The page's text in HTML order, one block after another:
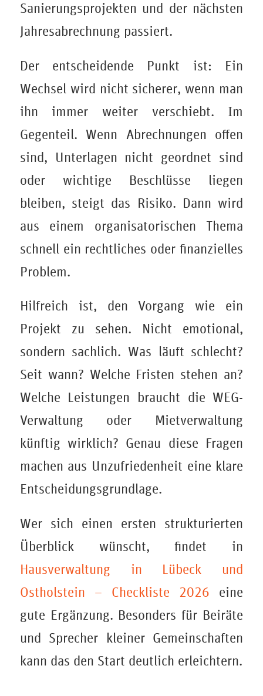
Sanierungsprojekten und der nächsten
Jahresabrechnung passiert.
Der entscheidende Punkt ist: Ein
Wechsel wird nicht sicherer, wenn man
ihn immer weiter verschiebt. Im
Gegenteil. Wenn Abrechnungen offen
sind, Unterlagen nicht geordnet sind
oder wichtige Beschlüsse liegen
bleiben, steigt das Risiko. Dann wird
aus einem organisatorischen Thema
schnell ein rechtliches oder finanzielles
Problem.
Hilfreich ist, den Vorgang wie ein
Projekt zu sehen. Nicht emotional,
sondern sachlich. Was läuft schlecht?
Seit wann? Welche Fristen stehen an?
Welche Leistungen braucht die WEG-
Verwaltung oder Mietverwaltung
künftig wirklich? Genau diese Fragen
machen aus Unzufriedenheit eine klare
Entscheidungsgrundlage.
Wer sich einen ersten strukturierten
Überblick wünscht, findet in
Hausverwaltung in Lübeck und
Ostholstein – Checkliste 2026 eine
gute Ergänzung. Besonders für Beiräte
und Sprecher kleiner Gemeinschaften
kann das den Start deutlich erleichtern.